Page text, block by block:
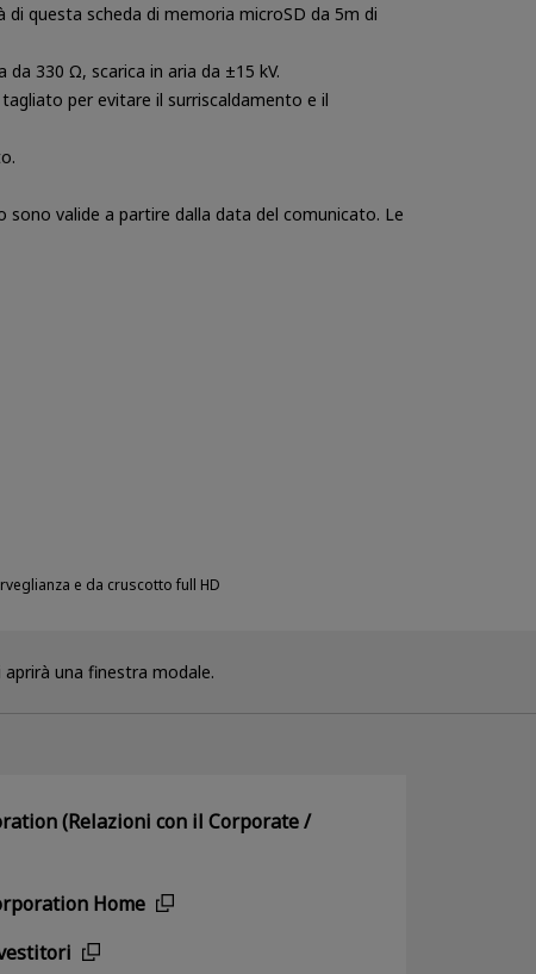
questa scheda di memoria microSD da 5m di
330 Ω, scarica in aria da ±15 kV.
per evitare il surriscaldamento e il
valide a partire dalla data del comunicato. Le
e da cruscotto full HD
aprirà una finestra modale.
(Relazioni con il Corporate /
Home